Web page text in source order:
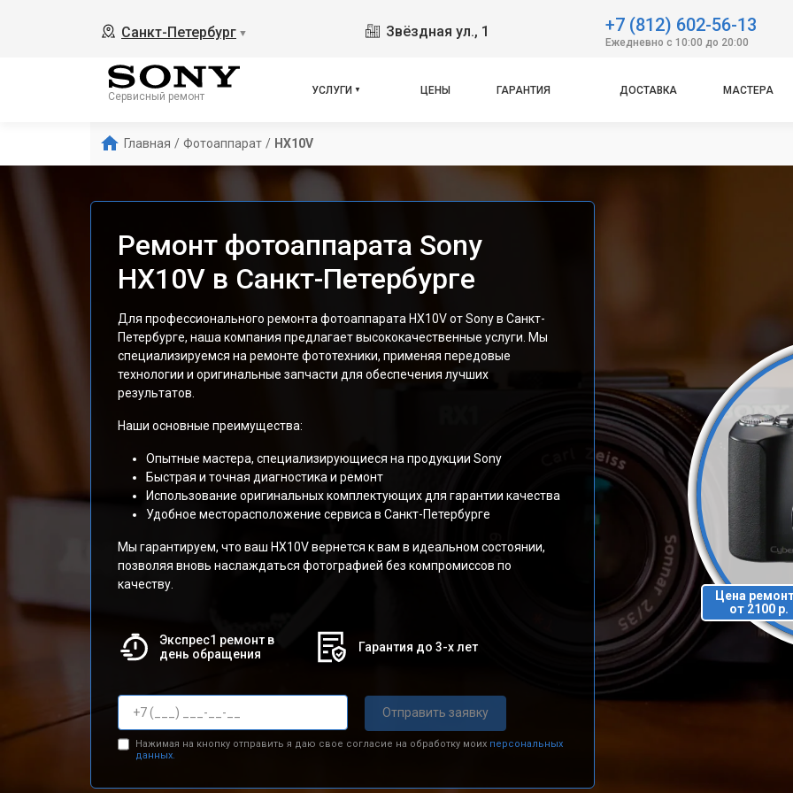
Санкт-Петербург ▼ Звёздная ул., 1 +7 (812) 602-56-13
Ежедневно с 10:00 до 20:00
Сервисный ремонт
УСЛУГИ ЦЕНЫ ГАРАНТИЯ ДОСТАВКА МАСТЕРА
Главная / Фотоаппарат / HX10V
Ремонт фотоаппарата Sony
HX10V в Санкт-Петербурге
Для профессионального ремонта фотоаппарата HX10V от Sony в Санкт-
Петербурге, наша компания предлагает высококачественные услуги. Мы
специализируемся на ремонте фототехники, применяя передовые
технологии и оригинальные запчасти для обеспечения лучших
результатов.
Наши основные преимущества:
Опытные мастера, специализирующиеся на продукции Sony
Быстрая и точная диагностика и ремонт
Использование оригинальных комплектующих для гарантии качества
Удобное месторасположение сервиса в Санкт-Петербурге
Мы гарантируем, что ваш HX10V вернется к вам в идеальном состоянии,
позволяя вновь наслаждаться фотографией без компромиссов по
качеству.
Экспрес1 ремонт в
день обращения
Гарантия до 3-х лет
Отправить заявку
Нажимая на кнопку отправить я даю свое согласие на обработку моих персональных
данных.
Цена
от 2100 р.